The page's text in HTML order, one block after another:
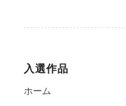
入選作品
ホーム